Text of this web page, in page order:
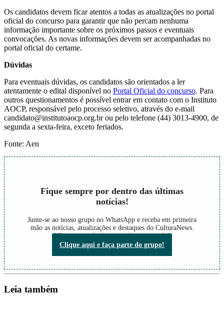
Os candidatos devem ficar atentos a todas as atualizações no portal
oficial do concurso para garantir que não percam nenhuma
informação importante sobre os próximos passos e eventuais
convocações. As novas informações devem ser acompanhadas no
portal oficial do certame.
Dúvidas
Para eventuais dúvidas, os candidatos são orientados a ler
atentamente o edital disponível no Portal Oficial do concurso. Para
outros questionamentos é possível entrar em contato com o Instituto
AOCP, responsável pelo processo seletivo, através do e-mail
candidato@institutoaocp.org.br ou pelo telefone (44) 3013-4900, de
segunda a sexta-feira, exceto feriados.
Fonte: Aen
Fique sempre por dentro das últimas
notícias!
Junte-se ao nosso grupo no WhatsApp e receba em primeira
mão as notícias, atualizações e destaques do CulturaNews.
Não perca nada do que está acontecendo!
Clique aqui e faça parte do grupo!
Leia também